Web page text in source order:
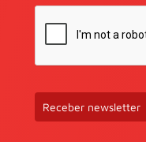
Receber newsletter